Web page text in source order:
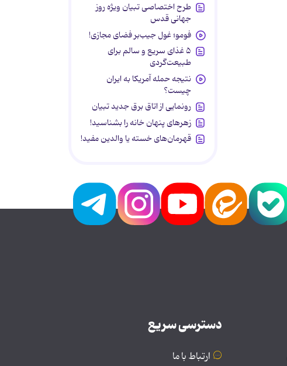
طرح اختصاصی تبیان ویژه روز
جهانی قدس
فومو؛ غول جیب‌بر فضای مجازی!
۵ غذای سریع و سالم برای
طبیعت‌گردی
نتیجه حمله آمریکا به ایران
چیست؟
رونمایی از اتاق برق جدید تبیان
زهرهای پنهان خانه را بشناسید!
قهرمان‌های خسته یا والدین مفید!
دسترسی سریع
ارتباط با ما